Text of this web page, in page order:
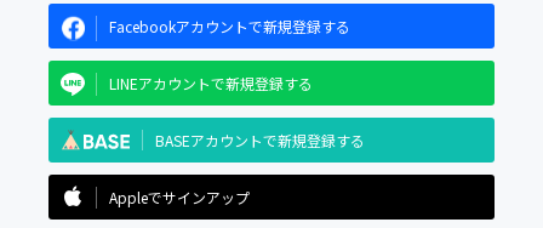
Facebookアカウントで新規登録する
LINEアカウントで新規登録する
BASEアカウントで新規登録する
Appleでサインアップ